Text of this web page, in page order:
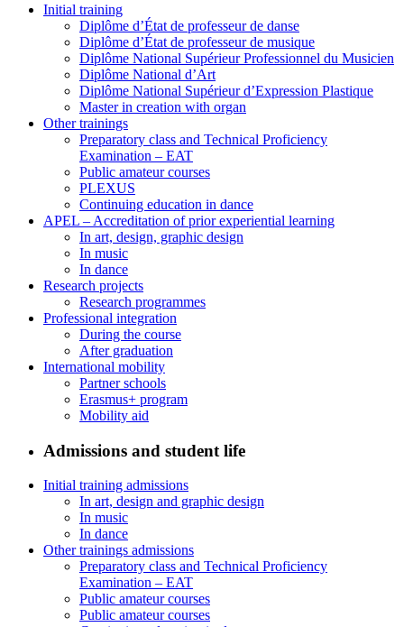
Initial training
Diplôme d’État de professeur de danse
Diplôme d’État de professeur de musique
Diplôme National Supérieur Professionnel du Musicien
Diplôme National d’Art
Diplôme National Supérieur d’Expression Plastique
Master in creation with organ
Other trainings
Preparatory class and Technical Proficiency
Examination – EAT
Public amateur courses
PLEXUS
Continuing education in dance
APEL – Accreditation of prior experiential learning
In art, design, graphic design
In music
In dance
Research projects
Research programmes
Professional integration
During the course
After graduation
International mobility
Partner schools
Erasmus+ program
Mobility aid
Admissions and student life
Initial training admissions
In art, design and graphic design
In music
In dance
Other trainings admissions
Preparatory class and Technical Proficiency
Examination – EAT
Public amateur courses
Public amateur courses